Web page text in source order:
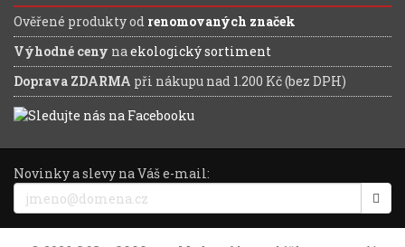
Ověřené produkty od renomovaných značek
Výhodné ceny na ekologický sortiment
Doprava ZDARMA při nákupu nad 1.200 Kč (bez DPH)
Novinky a slevy na Váš e-mail: